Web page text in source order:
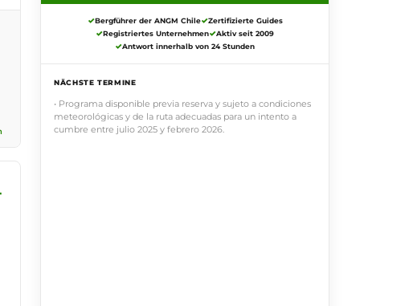
Bergführer der ANGM Chile
Zertifizierte Guides
Registriertes Unternehmen
Aktiv seit 2009
Antwort innerhalb von 24 Stunden
NÄCHSTE TERMINE
• Programa disponible previa reserva y sujeto a condiciones
meteorológicas y de la ruta adecuadas para un intento a
cumbre entre julio 2025 y febrero 2026.